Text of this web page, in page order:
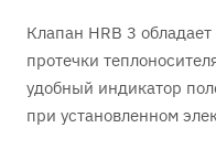
Клапан HRB 3
протечки
удобный индикатор
при установленном